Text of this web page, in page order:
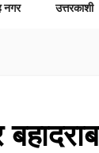
नगर उत्तरकाशी